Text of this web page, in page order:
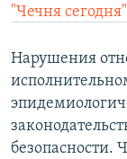
"Чечня сегодня"
Нарушения
безопасности.